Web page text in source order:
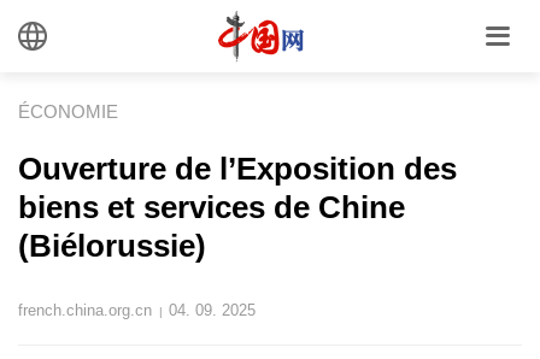
ÉCONOMIE
Ouverture de l’Exposition des
biens et services de Chine
(Biélorussie)
french.china.org.cn | 04. 09. 2025